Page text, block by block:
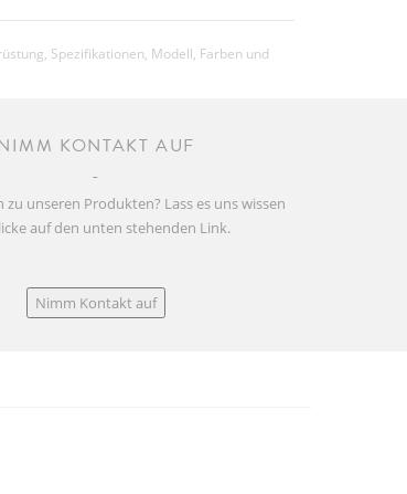
Spezifikationen, Modell, Farben und
KONTAKT AUF
zu unseren Produkten? Lass es uns wissen
auf den unten stehenden Link.
Nimm Kontakt auf